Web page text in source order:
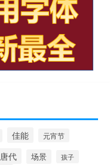
佳能 元宵节
唐代 场景 孩子